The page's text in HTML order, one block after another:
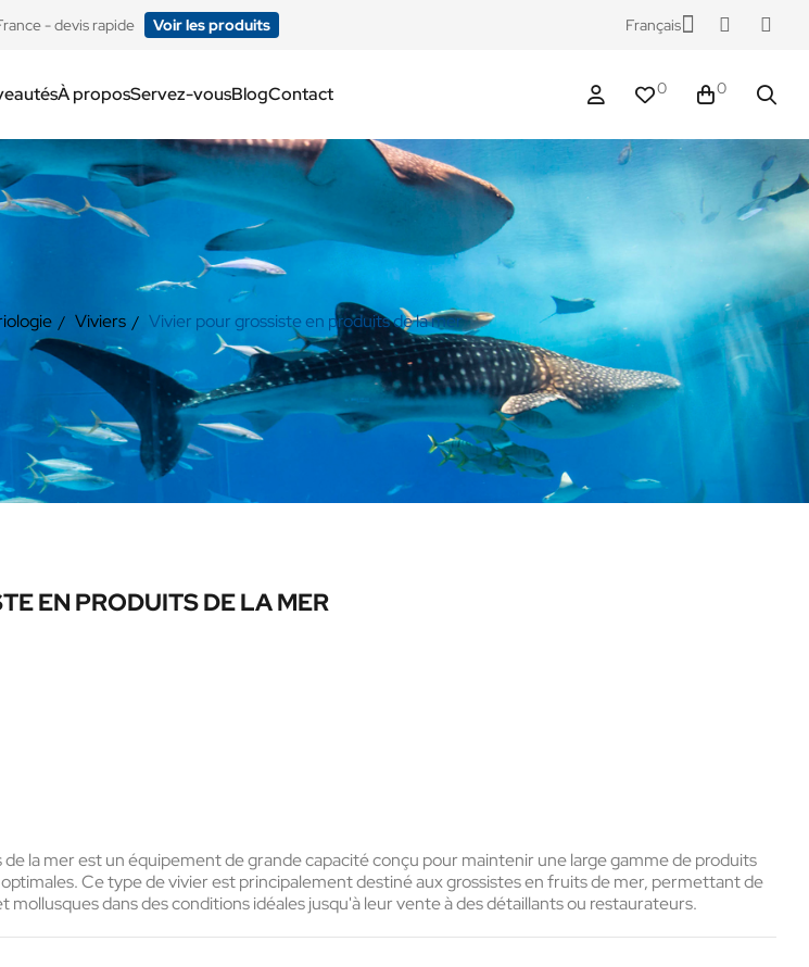
- devis rapide Voir les produits Français
À proposServez-vousBlogContact 0 0
Viviers Vivier pour grossiste en produits de la mer
EN PRODUITS DE LA MER
la merest un équipement de grande capacité conçu pour maintenir une large gamme de produits
Ce type de vivier est principalement destiné auxgrossistes en fruits de mer, permettant de
mollusques dans des conditions idéales jusqu'à leur vente à des détaillants ou restaurateurs.